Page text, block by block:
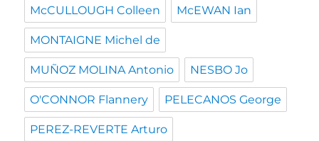
McCULLOUGH Colleen McEWAN Ian
MONTAIGNE Michel de
MUÑOZ MOLINA Antonio NESBO Jo
O'CONNOR Flannery PELECANOS George
PEREZ-REVERTE Arturo